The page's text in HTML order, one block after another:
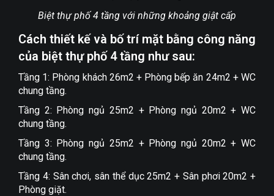
Biệt thự phố 4 tầng với những khoảng giật cấp
Cách thiết kế và bố trí mặt bằng công năng
của biệt thự phố 4 tầng như sau:
Tầng 1: Phòng khách 26m2 + Phòng bếp ăn 24m2 + WC
chung tầng.
Tầng 2: Phòng ngủ 25m2 + Phòng ngủ 20m2 + WC
chung tầng.
Tầng 3: Phòng ngủ 25m2 + Phòng ngủ 20m2 + WC
chung tầng.
Tầng 4: Sân chơi, sân thể dục 25m2 + Sân phơi 20m2 +
Phòng giặt.